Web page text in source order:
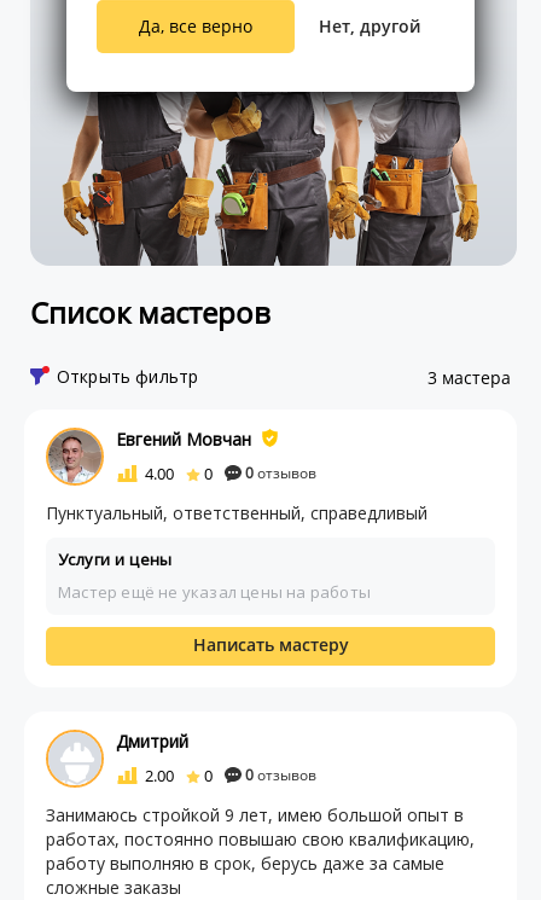
Список мастеров
Открыть фильтр 3 мастера
Евгений Мовчан
4.00 0 0отзывов
Пунктуальный, ответственный, справедливый
Услуги и цены
Мастер ещё не указал цены на работы
Написать мастеру
Дмитрий
2.00 0 0отзывов
Занимаюсь стройкой 9 лет, имею большой опыт в
работах, постоянно повышаю свою квалификацию,
работу выполняю в срок, берусь даже за самые
сложные заказы
Да, все верно Нет, другой